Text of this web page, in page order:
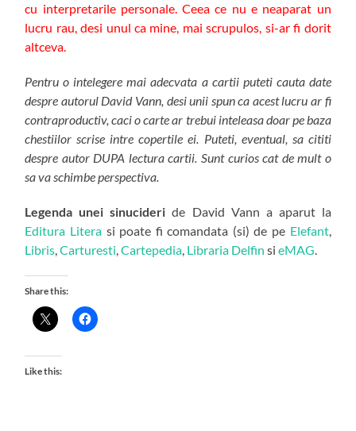
cu interpretarile personale. Ceea ce nu e neaparat un
lucru rau, desi unul ca mine, mai scrupulos, si-ar fi dorit
altceva.
Pentru o intelegere mai adecvata a cartii puteti cauta date
despre autorul David Vann, desi unii spun ca acest lucru ar fi
contraproductiv, caci o carte ar trebui inteleasa doar pe baza
chestiilor scrise intre copertile ei. Puteti, eventual, sa cititi
despre autor DUPA lectura cartii. Sunt curios cat de mult o
sa va schimbe perspectiva.
Legenda unei sinucideri de David Vann a aparut la
Editura Literasi poate fi comandata (si) de pe Elefant,
Libris,Carturesti,Cartepedia, Libraria Delfin sieMAG.
Share this:
Like this: